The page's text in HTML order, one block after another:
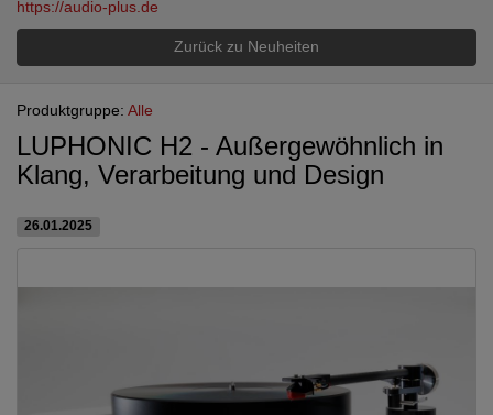
https://audio-plus.de
Zurück zu Neuheiten
Produktgruppe: Alle
LUPHONIC H2 - Außergewöhnlich in
Klang, Verarbeitung und Design
26.01.2025